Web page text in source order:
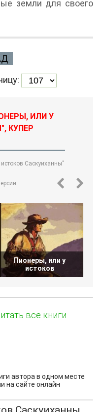
земли для своего
ИЛИ У
КУПЕР
Саскуиханны"
Пионеры, или у
истоков
все книги
автора в одном месте
на сайте онлайн